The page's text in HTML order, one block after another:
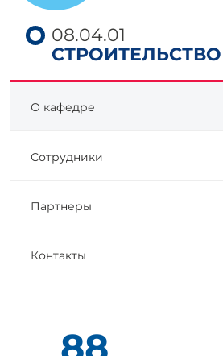
08.04.01
О кафедре
Сотрудники
Партнеры
Контакты